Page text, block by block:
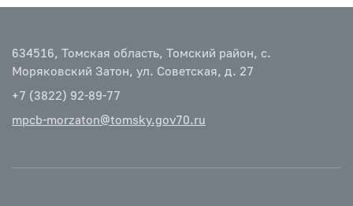
634516, Томская область, Томский район, с.
Моряковский Затон, ул. Советская, д. 27
+7 (3822) 92-89-77
mpcb-morzaton@tomsky.gov70.ru